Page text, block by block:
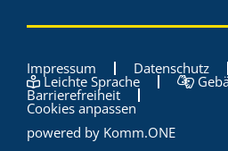
Impressum Datenschutz
Leichte Sprache
Barrierefreiheit
Cookies anpassen
powered by Komm.ONE